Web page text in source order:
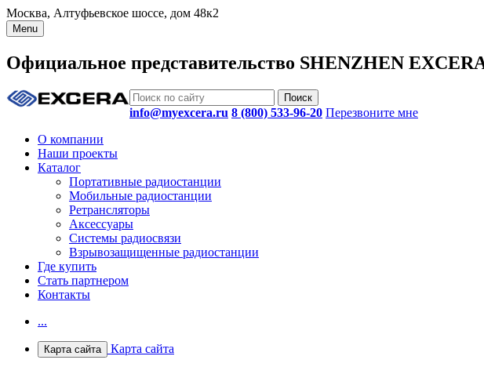
Москва, Алтуфьевское шоссе, дом 48к2
Menu
Официальное представительство SHENZHEN
info@myexcera.ru 8 (800) 533-96-20 Перезвоните мне
О компании
Наши проекты
Каталог
Портативные радиостанции
Мобильные радиостанции
Ретрансляторы
Аксессуары
Системы радиосвязи
Взрывозащищенные радиостанции
Где купить
Стать партнером
Контакты
...
Карта сайта Карта сайта